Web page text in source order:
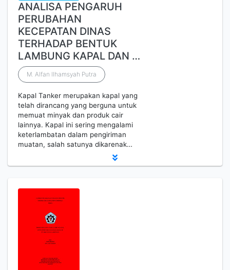
ANALISA PENGARUH
PERUBAHAN
KECEPATAN DINAS
TERHADAP BENTUK
LAMBUNG KAPAL DAN …
M. Alfan Ilhamsyah Putra
Kapal Tanker merupakan kapal yang
telah dirancang yang berguna untuk
memuat minyak dan produk cair
lainnya. Kapal ini sering mengalami
keterlambatan dalam pengiriman
muatan, salah satunya dikarenak…